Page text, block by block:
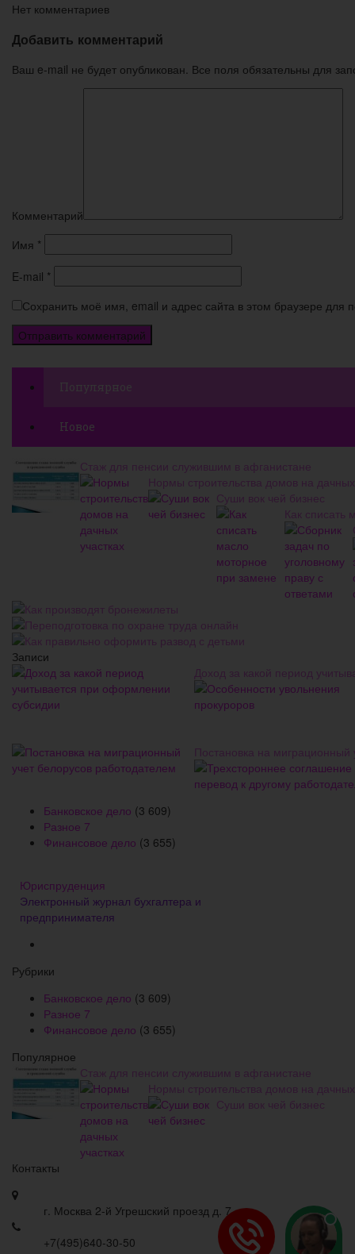
Нет комментариев
Добавить комментарий
Ваш e-mail не будет опубликован. Все поля обязательны для
Комментарий
Имя *
E-mail *
Сохранить моё имя, email и адрес сайта в этом браузере
Популярное
Новое
Стаж для пенсии служившим в афганистане
Нормы строительства домов на дачных
Суши вок чей бизнес
Как списать
Как производят бронежилеты
Переподготовка по охране труда онлайн
Как правильно оформить развод с детьми
Записи
Доход за какой период
Постановка на миграционный
Банковское дело (3 609)
Разное 7
Финансовое дело (3 655)
Юриспруденция
Электронный журнал бухгалтера и
предпринимателя
Рубрики
Банковское дело (3 609)
Разное 7
Финансовое дело (3 655)
Популярное
Стаж для пенсии служившим в афганистане
Нормы строительства домов на дачных
Суши вок чей бизнес
Контакты
г. Москва 2-й Угрешский проезд д. 7
+7(495)640-30-50